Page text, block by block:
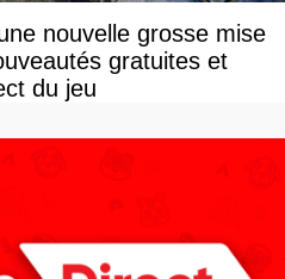
nouvelle grosse mise
gratuites et
du jeu